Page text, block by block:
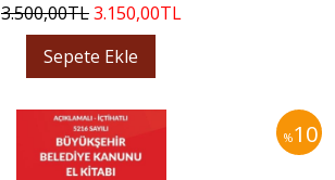
3.500,00TL3.150,00TL
Sepete Ekle
%10